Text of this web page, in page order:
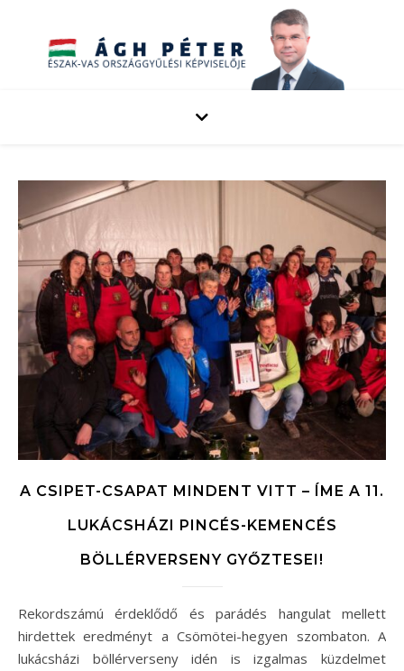
A CSIPET-CSAPAT MINDENT VITT – ÍME A 11.
LUKÁCSHÁZI PINCÉS-KEMENCÉS
BÖLLÉRVERSENY GYŐZTESEI!
Rekordszámú érdeklődő és parádés hangulat mellett
hirdettek eredményt a Csömötei-hegyen szombaton. A
lukácsházi böllérverseny idén is izgalmas küzdelmet